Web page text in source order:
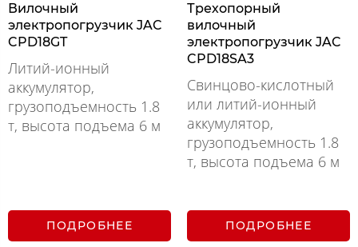
Вилочный
электропогрузчик JAC
CPD18GT
Литий-ионный
аккумулятор,
грузоподъемность 1.8
т, высота подъема 6 м
ПОДРОБНЕЕ
Трехопорный
вилочный
электропогрузчик JAC
CPD18SA3
Свинцово-кислотный
или литий-ионный
аккумулятор,
грузоподъемность 1.8
т, высота подъема 6 м
ПОДРОБНЕЕ